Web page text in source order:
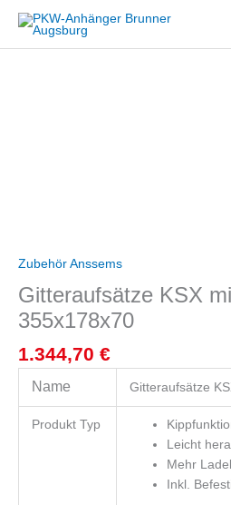
Inhalt
springen
Zubehör Anssems
Gitteraufsätze KSX
355x178x70
1.344,70 €
Name Gitteraufsätze
Produkt Typ
Leicht
Mehr
Inkl.